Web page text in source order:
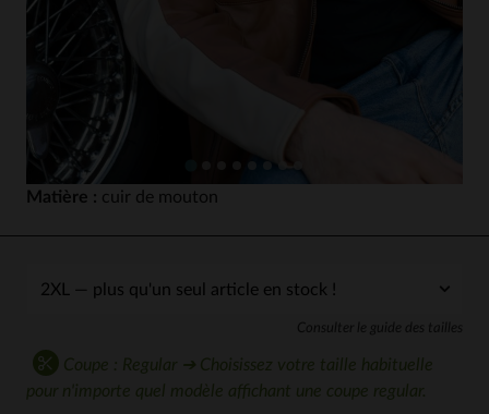
Matière : cuir de mouton
Consulter le guide des tailles
Coupe : Regular ➔ Choisissez votre taille habituelle
pour n'importe quel modèle affichant une coupe regular.